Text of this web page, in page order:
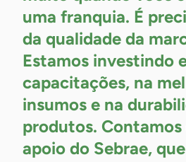
uma franquia. É
da qualidade da
Estamos investindo
capacitações, na
insumos e na
produtos. Contamos
apoio do Sebrae,